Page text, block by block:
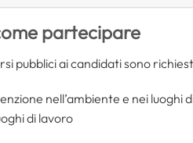
partecipare
pubblici ai candidati sono
nell’ambiente e nei
di lavoro